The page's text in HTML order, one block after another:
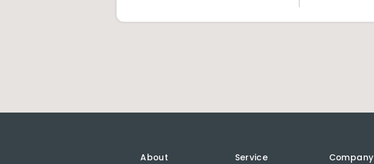
About Service Company